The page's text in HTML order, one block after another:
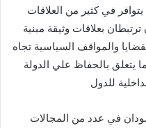
في كثير من العلاقات
بعلاقات وثيقة مبنية
والمواقف السياسية تجاه
يتعلق بالحفاظ علي الدولة
للدول
في عدد من المجالات